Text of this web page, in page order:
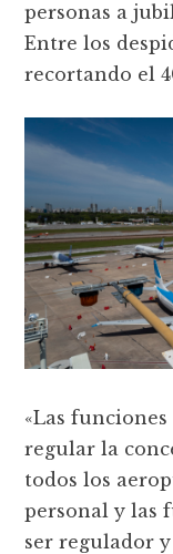
personas a
Entre los
recortando el
«Las
regular la
todos los
personal y las
ser regulador